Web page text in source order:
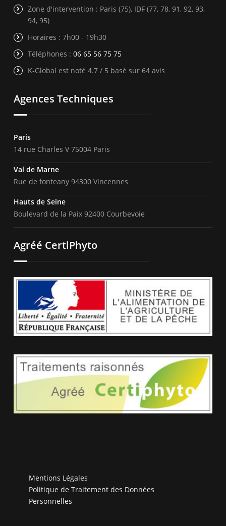
Zone d'intervention : Paris (75), IDF (77, 78, 91, 92, 93,
94, 95)
Horaires : 7h00 - 19h30
Téléphones : 06 65 56 75 75
K-Global est noté 4.7 / 5 basé sur 64 avis
Agences Techniques
Paris
14 rue Charles V 75004 Paris
Val de Marne
Rue de fonteany 94300 Vincennes
Hauts de Seine
Boulevard de la Paix 92400 Courbevoie
Agréé CertiPhyto
Mentions Légales
Politique de Traitement des Données
Personnelles